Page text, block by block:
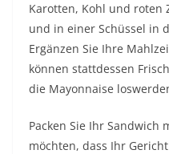
Karotten, Kohl und roten
und in einer Schüssel in
Ergänzen Sie Ihre
können stattdessen
die Mayonnaise
Packen Sie Ihr Sandwich
möchten, dass Ihr